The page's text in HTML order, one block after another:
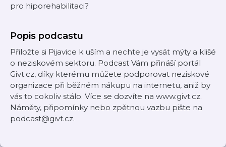
pro hiporehabilitaci?
Popis podcastu
Přiložte si Pijavice k uším a nechte je vysát mýty a klišé
o neziskovém sektoru. Podcast Vám přináší portál
Givt.cz, díky kterému můžete podporovat neziskové
organizace při běžném nákupu na internetu, aniž by
vás to cokoliv stálo. Více se dozvíte na www.givt.cz.
Náměty, připomínky nebo zpětnou vazbu pište na
podcast@givt.cz.